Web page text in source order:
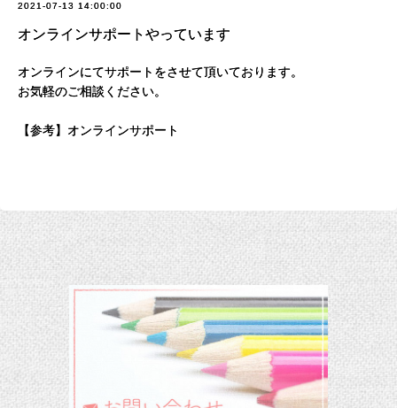
2021-07-13 14:00:00
オンラインサポートやっています
オンラインにてサポートをさせて頂いております。
お気軽のご相談ください。
【参考】オンラインサポート